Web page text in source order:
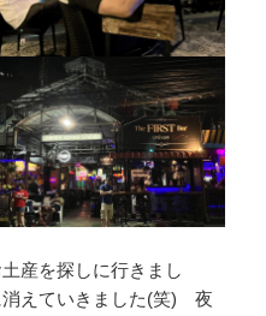
産を探しに行きまし
えていきました(笑) 夜